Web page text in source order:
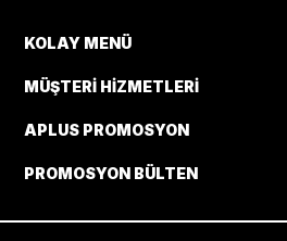
KOLAY MENÜ
MÜŞTERI HIZMETLERI
APLUS PROMOSYON
PROMOSYON BÜLTEN